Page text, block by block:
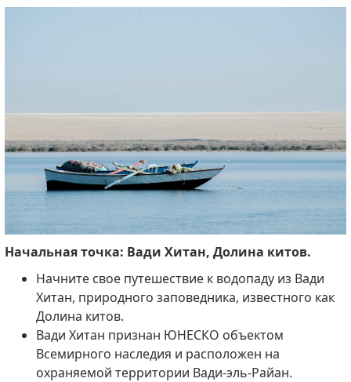
Начальная точка: Вади Хитан, Долина китов.
Начните свое путешествие к водопаду из Вади
Хитан, природного заповедника, известного как
Долина китов.
Вади Хитан признан ЮНЕСКО объектом
Всемирного наследия и расположен на
охраняемой территории Вади-эль-Райан.